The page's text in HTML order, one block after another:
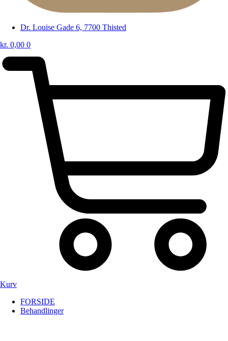
Dr. Louise Gade 6, 7700 Thisted
kr. 0,00 0
Kurv
FORSIDE
Behandlinger